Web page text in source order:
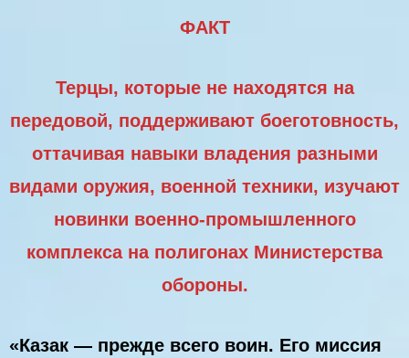
ФАКТ
Терцы, которые не находятся на
передовой, поддерживают боеготовность,
оттачивая навыки владения разными
видами оружия, военной техники, изучают
новинки военно-промышленного
комплекса на полигонах Министерства
обороны.
«Казак — прежде всего воин. Его миссия